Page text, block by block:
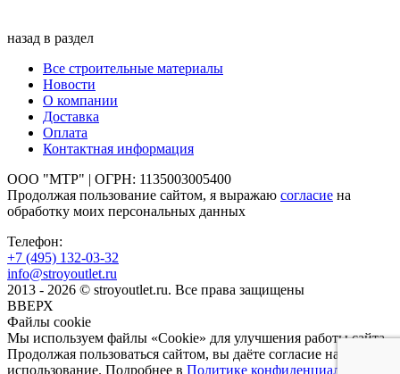
назад в раздел
Все строительные материалы
Новости
О компании
Доставка
Оплата
Контактная информация
ООО "МТР" | ОГРН: 1135003005400
Продолжая пользование сайтом, я выражаю согласие на
обработку моих персональных данных
Телефон:
+7 (495) 132-03-32
info@stroyoutlet.ru
2013 - 2026 © stroyoutlet.ru. Все права защищены
ВВЕРХ
Файлы cookie
Мы используем файлы «Cookie» для улучшения работы сайта.
Продолжая пользоваться сайтом, вы даёте согласие на их
использование. Подробнее в Политике конфиденциальности